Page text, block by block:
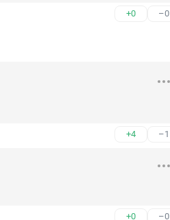
+0 –0
+4 –1
+0 –0